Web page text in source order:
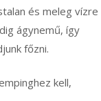
és meleg vízre
ágynemű, így
főzni.
kell,